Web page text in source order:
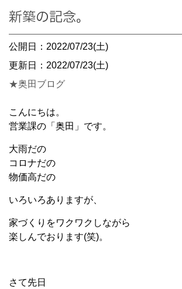
新築の記念。
公開日：2022/07/23(土)
更新日：2022/07/23(土)
★奥田ブログ
こんにちは。
営業課の「奥田」です。
大雨だの
コロナだの
物価高だの
いろいろありますが、
家づくりをワクワクしながら
楽しんでおります(笑)。
さて先日